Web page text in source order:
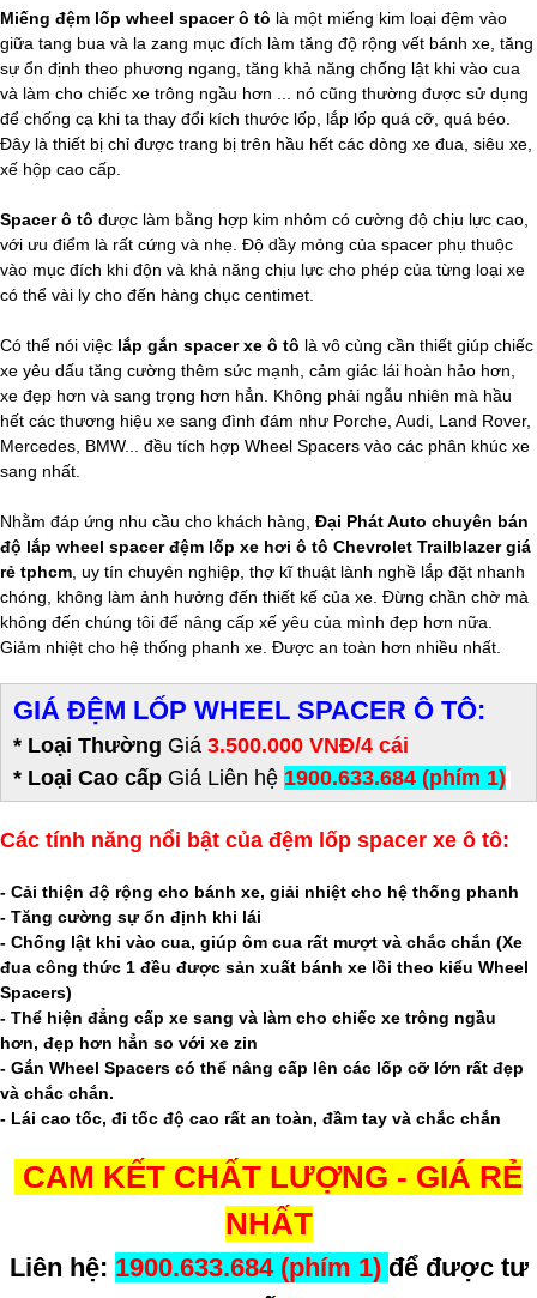
Miếng đệm lốp wheel spacer ô tô là một miếng kim loại đệm vào
giữa tang bua và la zang mục đích làm tăng độ rộng vết bánh xe, tăng
sự ổn định theo phương ngang, tăng khả năng chống lật khi vào cua
và làm cho chiếc xe trông ngầu hơn ... nó cũng thường được sử dụng
để chống cạ khi ta thay đổi kích thước lốp, lắp lốp quá cỡ, quá béo.
Đây là thiết bị chỉ được trang bị trên hầu hết các dòng xe đua, siêu xe,
xế hộp cao cấp.
Spacer ô tô được làm bằng hợp kim nhôm có cường độ chịu lực cao,
với ưu điểm là rất cứng và nhẹ. Độ dầy mỏng của spacer phụ thuộc
vào mục đích khi độn và khả năng chịu lực cho phép của từng loại xe
có thể vài ly cho đến hàng chục centimet.
Có thể nói việc lắp gắn spacer xe ô tô là vô cùng cần thiết giúp chiếc
xe yêu dấu tăng cường thêm sức mạnh, cảm giác lái hoàn hảo hơn,
xe đẹp hơn và sang trọng hơn hẳn. Không phải ngẫu nhiên mà hầu
hết các thương hiệu xe sang đình đám như Porche, Audi, Land Rover,
Mercedes, BMW... đều tích hợp Wheel Spacers vào các phân khúc xe
sang nhất.
Nhằm đáp ứng nhu cầu cho khách hàng, Đại Phát Auto chuyên bán
độ lắp wheel spacer đệm lốp xe hơi ô tô Chevrolet Trailblazer giá
rẻ tphcm , uy tín chuyên nghiệp, thợ kĩ thuật lành nghề lắp đặt nhanh
chóng, không làm ảnh hưởng đến thiết kế của xe. Đừng chần chờ mà
không đến chúng tôi để nâng cấp xế yêu của mình đẹp hơn nữa.
Giảm nhiệt cho hệ thống phanh xe. Được an toàn hơn nhiều nhất.
GIÁ ĐỆM LỐP WHEEL SPACER Ô TÔ:
* Loại Thường Giá 3.500.000 VNĐ/4 cái
* Loại Cao cấp Giá Liên hệ 1900.633.684 (phím 1)
Các tính năng nổi bật của đệm lốp spacer xe ô tô:
- Cải thiện độ rộng cho bánh xe, giải nhiệt cho hệ thống phanh
- Tăng cường sự ổn định khi lái
- Chống lật khi vào cua, giúp ôm cua rất mượt và chắc chắn (Xe
đua công thức 1 đều được sản xuất bánh xe lồi theo kiểu Wheel
Spacers)
- Thể hiện đẳng cấp xe sang và làm cho chiếc xe trông ngầu
hơn, đẹp hơn hẳn so với xe zin
- Gắn Wheel Spacers có thể nâng cấp lên các lốp cỡ lớn rất đẹp
và chắc chắn.
- Lái cao tốc, đi tốc độ cao rất an toàn, đầm tay và chắc chắn
CAM KẾT CHẤT LƯỢNG - GIÁ RẺ
NHẤT
Liên hệ: 1900.633.684 (phím 1) để được tư